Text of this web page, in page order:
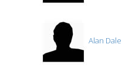
Alan Dale